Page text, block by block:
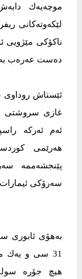
لێكەوتەكانی
ناكۆكی مێژویی
دەست عەرەب بە
ئێستاش روداوی
غازی سروشتی
ئەم ئەركە
هەرێمی
پێنجشه‌ممه‌
سەرۆكی ئیمارات
بەهۆی ئابوری
31 سی و یەك
هیچ جۆرە